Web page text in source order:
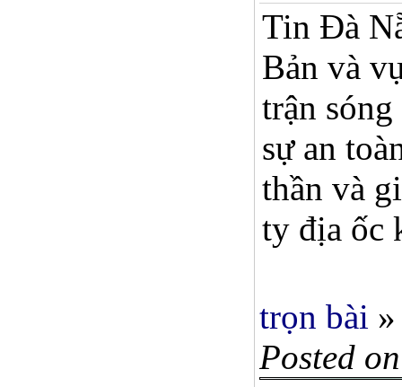
Tin Đà
Bản và
trận
sự an
thần và
ty địa ốc
trọn bài »
Posted